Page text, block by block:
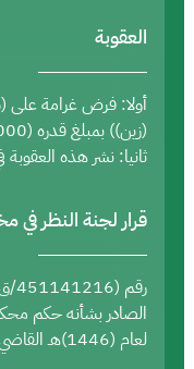
العقوبة
أولا: فرض غرامة على
(زين)) بمبلغ قدره (200,000) ريال سعودي.
ثانيا: نشر هذه العقوبة
قرار لجنة النظر في
لعام (1446)هـ القاضي بتأييد الحكم برفض الدعوى